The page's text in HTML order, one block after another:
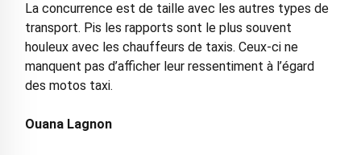
La concurrence est de taille avec les autres types de
transport. Pis les rapports sont le plus souvent
houleux avec les chauffeurs de taxis. Ceux-ci ne
manquent pas d’afficher leur ressentiment à l’égard
des motos taxi.
Ouana Lagnon